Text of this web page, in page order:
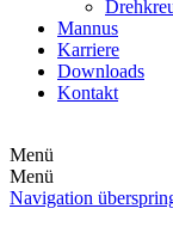
Mannus
Karriere
Downloads
Kontakt
Menü
Menü
Navigation